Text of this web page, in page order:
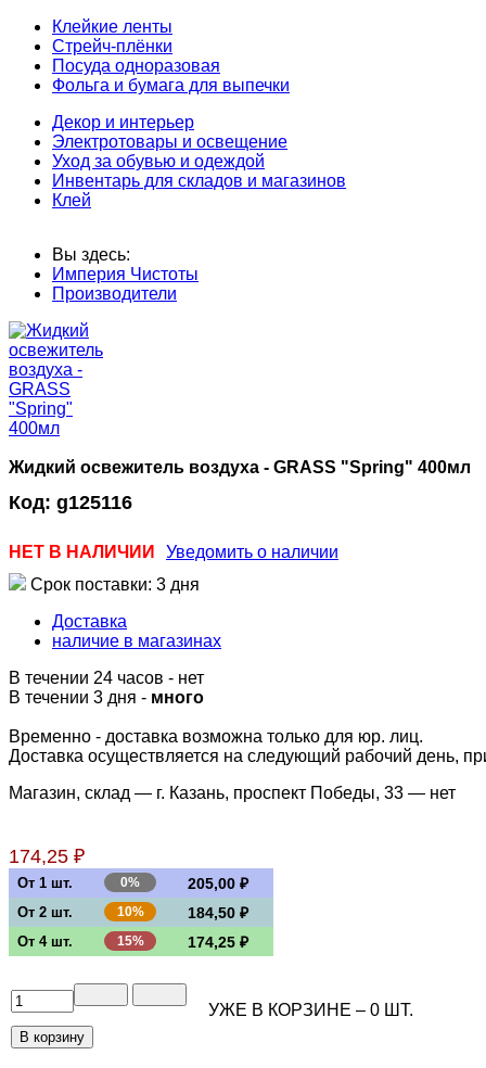
Клейкие ленты
Стрейч-плёнки
Посуда одноразовая
Фольга и бумага для выпечки
Декор и интерьер
Электротовары и освещение
Уход за обувью и одеждой
Инвентарь для складов и магазинов
Клей
Вы здесь:
Империя Чистоты
Производители
Жидкий освежитель воздуха - GRASS "Spring" 400мл
Код: g125116
НЕТ В НАЛИЧИИ
Уведомить о наличии
Срок поставки: 3 дня
Доставка
наличие в магазинах
В течении 24 часов - нет
В течении 3 дня - много
Временно - доставка возможна только для юр. лиц.
Доставка осуществляется на следующий рабочий день,
Магазин, склад — г. Казань, проспект Победы, 33 — нет
174,25 ₽
От 1 шт. 0% 205,00 ₽
От 2 шт. 10% 184,50 ₽
От 4 шт. 15% 174,25 ₽
УЖЕ В КОРЗИНЕ – 0 ШТ.